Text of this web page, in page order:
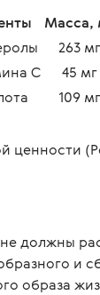
Масса,
263 мг
С
45 мг
109 мг
ценности
должны
и
образа